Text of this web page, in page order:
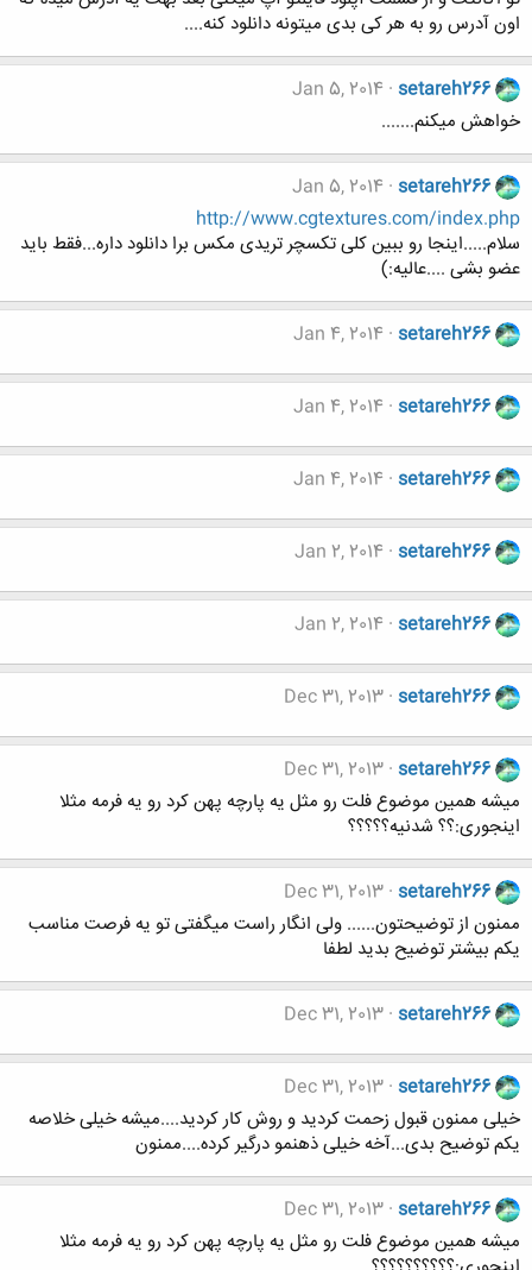
اون آدرس رو به هر کی بدی میتونه دانلود کنه....
setareh266
Jan 5, 2014
خواهش میکنم.......
setareh266
Jan 5, 2014
http://www.cgtextures.com/index.php
سلام.....اینجا رو ببین کلی تکسچر تریدی مکس برا دانلود داره...فقط باید
عضو بشی ....عالیه:)
setareh266
Jan 4, 2014
setareh266
Jan 4, 2014
setareh266
Jan 4, 2014
setareh266
Jan 2, 2014
setareh266
Jan 2, 2014
setareh266
Dec 31, 2013
setareh266
Dec 31, 2013
میشه همین موضوع فلت رو مثل یه پارچه پهن کرد رو یه فرمه مثلا
اینجوری:؟؟ شدنیه؟؟؟؟؟
setareh266
Dec 31, 2013
ممنون از توضیحتون...... ولی انگار راست میگفتی تو یه فرصت مناسب
یکم بیشتر توضیح بدید لطفا
setareh266
Dec 31, 2013
setareh266
Dec 31, 2013
خیلی ممنون قبول زحمت کردید و روش کار کردید....میشه خیلی خلاصه
یکم توضیح بدی...آخه خیلی ذهنمو درگیر کرده....ممنون
setareh266
Dec 31, 2013
میشه همین موضوع فلت رو مثل یه پارچه پهن کرد رو یه فرمه مثلا